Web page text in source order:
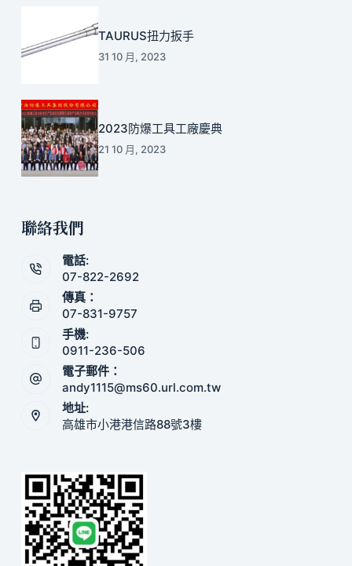
TAURUS扭力扳手
31 10 月, 2023
2023防爆工具工廠慶典
21 10 月, 2023
聯絡我們
電話:
07-822-2692
傳真：
07-831-9757
手機:
0911-236-506
電子郵件：
andy1115@ms60.url.com.tw
地址:
高雄市小港港信路88號3樓